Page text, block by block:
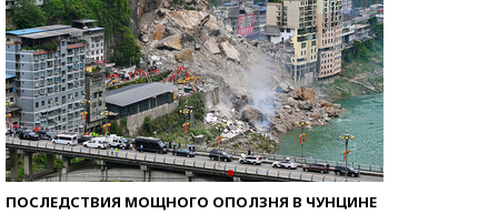
ПОСЛЕДСТВИЯ МОЩНОГО ОПОЛЗНЯ В ЧУНЦИНЕ